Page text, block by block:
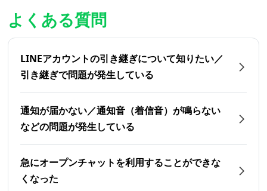
よくある質問
LINEアカウントの引き継ぎについて知りたい／
引き継ぎで問題が発生している
通知が届かない／通知音（着信音）が鳴らない
などの問題が発生している
急にオープンチャットを利用することができな
くなった